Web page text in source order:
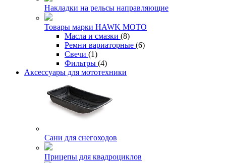
Накладки на рельсы направляющие
Товары марки HAWK MOTO
Масла и смазки (8)
Ремни вариаторные (6)
Свечи (1)
Фильтры (4)
Аксессуары для мототехники
Сани для снегоходов
Прицепы для квадроциклов